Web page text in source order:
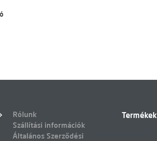
Rólunk
Szállítási információk
Általános Szerződési
Termékek